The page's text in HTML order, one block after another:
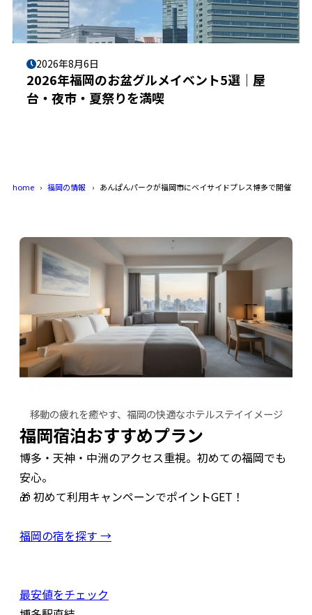
2026年8月6日
2026年福岡のお盆グルメイベント5選｜屋
台・夜市・夏祭りを満喫
home 福岡の情報 あんぱんパークが福岡市にベイサイドプレス博多で開催
移動の疲れを癒やす、福岡の快適なホテルステイイメージ
福岡宿泊おすすめプラン
博多・天神・中洲のアクセス重視。初めての福岡でも
安心。
🎁 初めて利用キャンペーンでポイントGET！
福岡の宿を探す →
最安値をチェック